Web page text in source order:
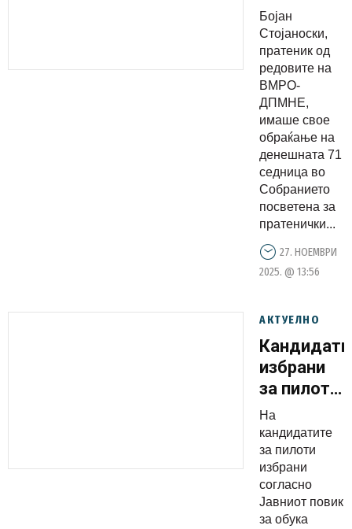
лице, ги
бранат
судиите и
со 2%
доверба
кои
самите ги
поставија
Бојан
Стојаноски,
пратеник од
редовите на
ВМРО-
ДПМНЕ,
имаше свое
обраќање на
денешната 71
седница во
Собранието
посветена за
пратенички...
27. НОЕМВРИ
2025. @ 13:56
АКТУЕЛНО
избрани
за пилоти
денеска
ги добија
На
кандидатите
за пилоти
избрани
согласно
Јавниот повик
за обука